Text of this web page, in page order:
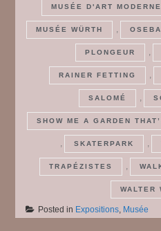
MUSÉE D'ART
MUSÉE WÜRTH ,
PLONGEUR ,
RAINER FETTING ,
SALOMÉ ,
SHOW ME A GARDEN
, SKATERPARK ,
TRAPÉZISTES ,
WALTER
Posted in Expositions, Musée